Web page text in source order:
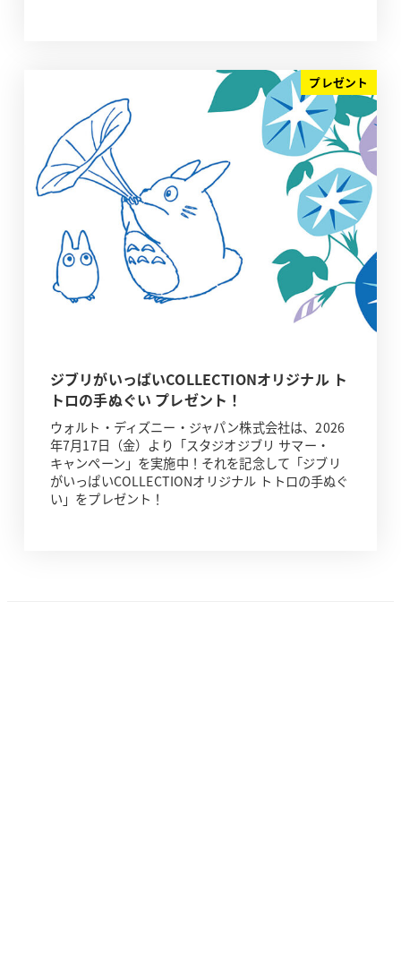
プレゼント
ジブリがいっぱいCOLLECTIONオリジナル ト
トロの手ぬぐい プレゼント！
ウォルト・ディズニー・ジャパン株式会社は、2026
年7月17日（金）より「スタジオジブリ サマー・
キャンペーン」を実施中！それを記念して「ジブリ
がいっぱいCOLLECTIONオリジナル トトロの手ぬぐ
い」をプレゼント！